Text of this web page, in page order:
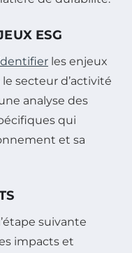
ESG
les enjeux
secteur d’activité
analyse des
qui
et sa
suivante
impacts et